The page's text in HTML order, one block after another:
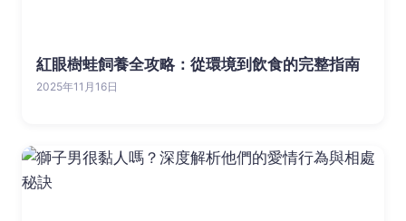
紅眼樹蛙飼養全攻略：從環境到飲食的完整指南
2025年11月16日